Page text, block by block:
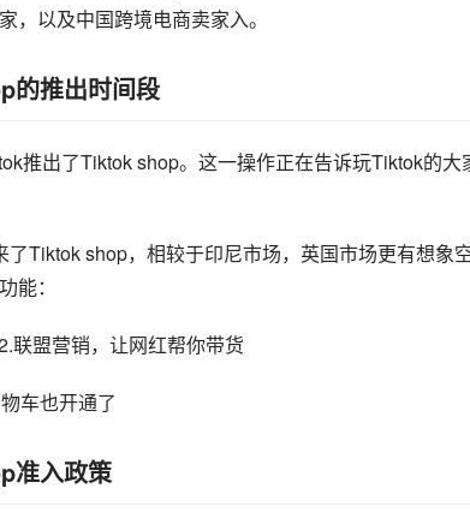
，以及中国跨境电商卖家入。
的推出时间段
推出了Tiktok shop。这一操作正在告诉玩Tiktok的
了Tiktok shop，相较于印尼市场，英国市场更有想象
能：
联盟营销，让网红帮你带货
车也开通了
准入政策